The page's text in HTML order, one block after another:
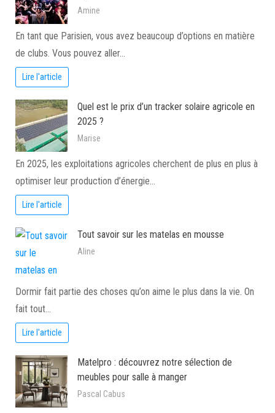
Amine
En tant que Parisien, vous avez beaucoup d’options en matière
de clubs. Vous pouvez aller…
Lire l'article
Quel est le prix d’un tracker solaire agricole en
2025 ?
Marise
En 2025, les exploitations agricoles cherchent de plus en plus à
optimiser leur production d’énergie…
Lire l'article
Tout savoir sur les matelas en mousse
Aline
Dormir fait partie des choses qu’on aime le plus dans la vie. On
fait tout…
Lire l'article
Matelpro : découvrez notre sélection de
meubles pour salle à manger
Pascal Cabus